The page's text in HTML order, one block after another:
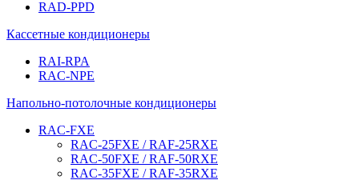
RAD-PPD
Кассетные кондиционеры
RAI-RPA
RAC-NPE
Напольно-потолочные кондиционеры
RAC-FXE
RAC-25FXE / RAF-25RXE
RAC-50FXE / RAF-50RXE
RAC-35FXE / RAF-35RXE